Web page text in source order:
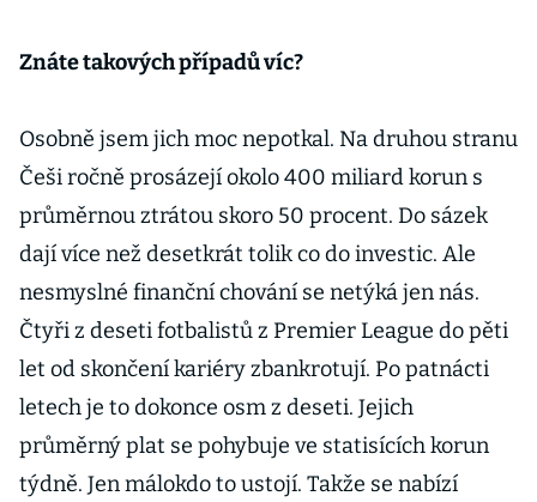
Znáte takových případů víc?
Osobně jsem jich moc nepotkal. Na druhou stranu
Češi ročně prosázejí okolo 400 miliard korun s
průměrnou ztrátou skoro 50 procent. Do sázek
dají více než desetkrát tolik co do investic. Ale
nesmyslné finanční chování se netýká jen nás.
Čtyři z deseti fotbalistů z Premier League do pěti
let od skončení kariéry zbankrotují. Po patnácti
letech je to dokonce osm z deseti. Jejich
průměrný plat se pohybuje ve statisících korun
týdně. Jen málokdo to ustojí. Takže se nabízí